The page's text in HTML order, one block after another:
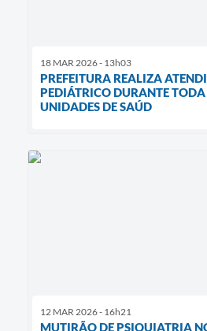
18 MAR 2026 - 13h03
PREFEITURA REALIZA
PEDIÁTRICO DURANTE
UNIDADES DE SAÚD
12 MAR 2026 - 16h21
MUTIRÃO DE PSIQUIATRIA